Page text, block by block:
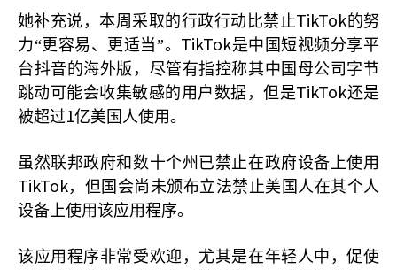
她补充说，本周采取的行政行动比禁止TikTok的努
力“更容易、更适当”。 TikTok是中国短视频分享平
台抖音的海外版，尽管有指控称其中国母公司字节
跳动可能会收集敏感的用户数据，但是TikTok还是
被超过1亿美国人使用。
虽然联邦政府和数十个州已禁止在政府设备上使用
TikTok，但国会尚未颁布立法禁止美国人在其个人
设备上使用该应用程序。
该应用程序非常受欢迎，尤其是在年轻人中，促使